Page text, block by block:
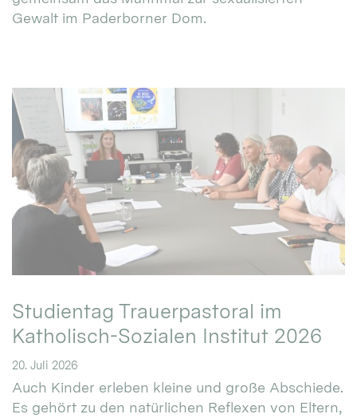
Gewalt im Paderborner Dom.
Studientag Trauerpastoral im
Katholisch-Sozialen Institut 2026
20. Juli 2026
Auch Kinder erleben kleine und große Abschiede.
Es gehört zu den natürlichen Reflexen von Eltern,